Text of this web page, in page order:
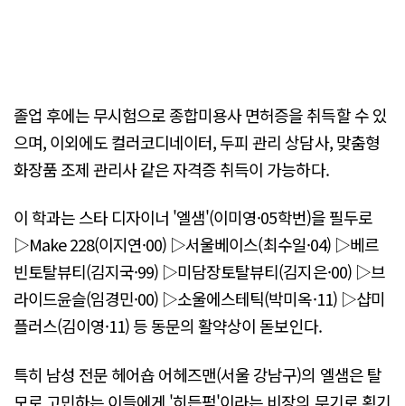
졸업 후에는 무시험으로 종합미용사 면허증을 취득할 수 있
으며, 이외에도 컬러코디네이터, 두피 관리 상담사, 맞춤형
화장품 조제 관리사 같은 자격증 취득이 가능하다.
이 학과는 스타 디자이너 '엘샘'(이미영·05학번)을 필두로
▷Make 228(이지연·00) ▷서울베이스(최수일·04) ▷베르
빈토탈뷰티(김지국·99) ▷미담장토탈뷰티(김지은·00) ▷브
라이드윤슬(임경민·00) ▷소울에스테틱(박미옥·11) ▷샵미
플러스(김이영·11) 등 동문의 활약상이 돋보인다.
특히 남성 전문 헤어숍 어헤즈맨(서울 강남구)의 엘샘은 탈
모로 고민하는 이들에게 '히든펌'이라는 비장의 무기로 획기